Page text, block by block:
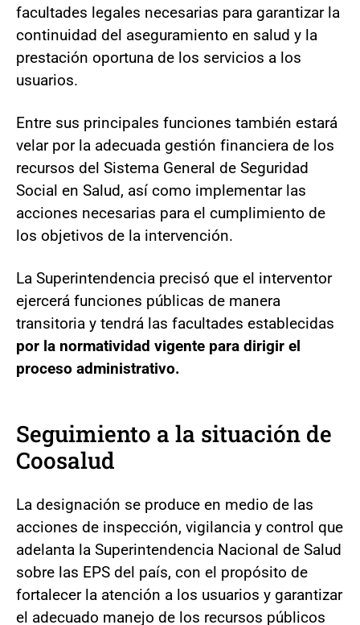
facultades legales necesarias para garantizar la
continuidad del aseguramiento en salud y la
prestación oportuna de los servicios a los
usuarios.
Entre sus principales funciones también estará
velar por la adecuada gestión financiera de los
recursos del Sistema General de Seguridad
Social en Salud, así como implementar las
acciones necesarias para el cumplimiento de
los objetivos de la intervención.
La Superintendencia precisó que el interventor
ejercerá funciones públicas de manera
transitoria y tendrá las facultades establecidas
por la normatividad vigente para dirigir el
proceso administrativo.
Seguimiento a la situación de
Coosalud
La designación se produce en medio de las
acciones de inspección, vigilancia y control que
adelanta la Superintendencia Nacional de Salud
sobre las EPS del país, con el propósito de
fortalecer la atención a los usuarios y garantizar
el adecuado manejo de los recursos públicos